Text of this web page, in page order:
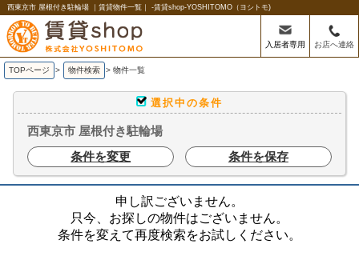
西東京市 屋根付き駐輪場 ｜賃貸物件一覧｜ -賃貸shop-YOSHITOMO（ヨシトモ)
入居者専用 お店へ連絡
TOPページ > 物件検索 > 物件一覧
選択中の条件
西東京市 屋根付き駐輪場
条件を変更
条件を保存
申し訳ございません。
只今、お探しの物件はございません。
条件を変えて再度検索をお試しください。